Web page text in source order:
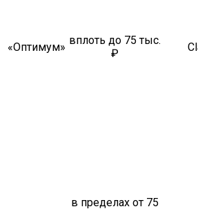
«Оптимум»
вплоть до 75 тыс.
₽
в пределах от 75